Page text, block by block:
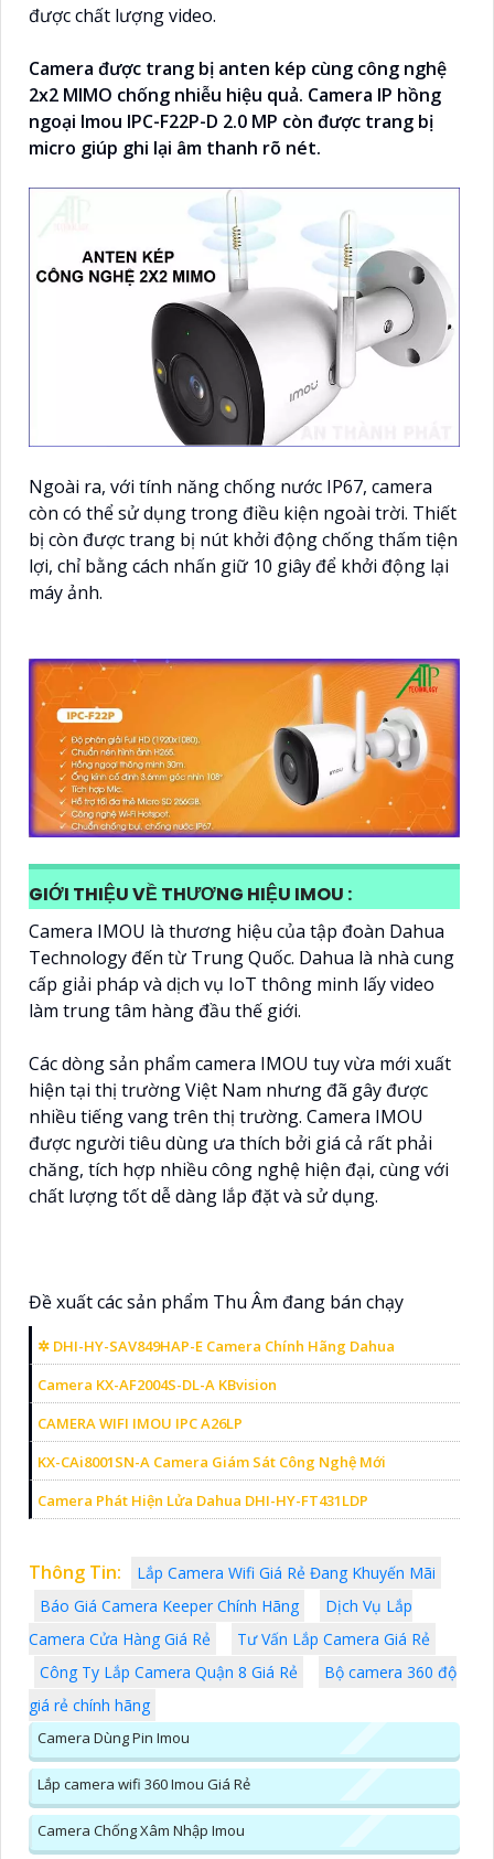
được chất lượng video.
Camera được trang bị anten kép cùng công nghệ
2x2 MIMO chống nhiễu hiệu quả. Camera IP hồng
ngoại Imou IPC-F22P-D 2.0 MP còn được trang bị
micro giúp ghi lại âm thanh rõ nét.
Ngoài ra, với tính năng chống nước IP67, camera
còn có thể sử dụng trong điều kiện ngoài trời. Thiết
bị còn được trang bị nút khởi động chống thấm tiện
lợi, chỉ bằng cách nhấn giữ 10 giây để khởi động lại
máy ảnh.
GIỚI THIỆU VỀ THƯƠNG HIỆU IMOU :
Camera IMOU là thương hiệu của tập đoàn Dahua
Technology đến từ Trung Quốc. Dahua là nhà cung
cấp giải pháp và dịch vụ IoT thông minh lấy video
làm trung tâm hàng đầu thế giới.
Các dòng sản phẩm camera IMOU tuy vừa mới xuất
hiện tại thị trường Việt Nam nhưng đã gây được
nhiều tiếng vang trên thị trường. Camera IMOU
được người tiêu dùng ưa thích bởi giá cả rất phải
chăng, tích hợp nhiều công nghệ hiện đại, cùng với
chất lượng tốt dễ dàng lắp đặt và sử dụng.
Đề xuất các sản phẩm Thu Âm đang bán chạy
✲ DHI-HY-SAV849HAP-E Camera Chính Hãng Dahua
Camera KX-AF2004S-DL-A KBvision
CAMERA WIFI IMOU IPC A26LP
KX-CAi8001SN-A Camera Giám Sát Công Nghệ Mới
Camera Phát Hiện Lửa Dahua DHI-HY-FT431LDP
Thông Tin:
Lắp Camera Wifi Giá Rẻ Đang Khuyến Mãi
Báo Giá Camera Keeper Chính Hãng
Dịch Vụ Lắp
Camera Cửa Hàng Giá Rẻ
Tư Vấn Lắp Camera Giá Rẻ
Công Ty Lắp Camera Quận 8 Giá Rẻ
Bộ camera 360 độ
giá rẻ chính hãng
Camera Dùng Pin Imou
Lắp camera wifi 360 Imou Giá Rẻ
Camera Chống Xâm Nhập Imou